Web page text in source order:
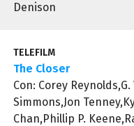
Denison
TELEFILM
The Closer
Con: Corey Reynolds,G.
Simmons,Jon
Chan,Phillip P.